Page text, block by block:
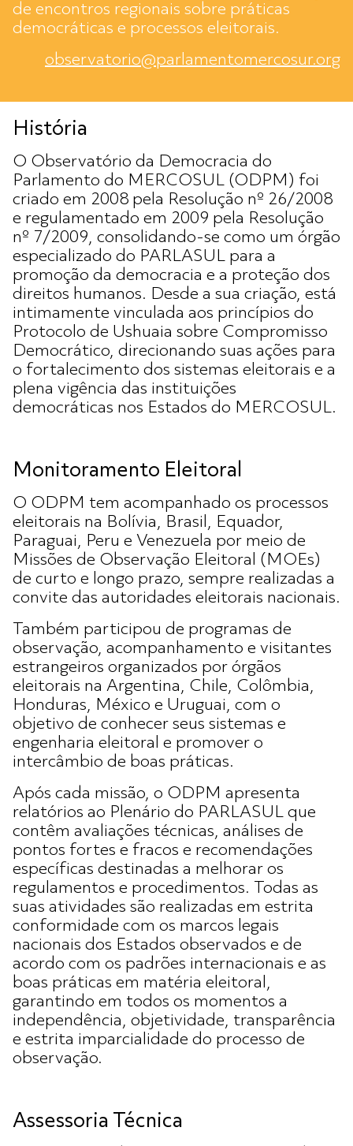
de encontros regionais sobre práticas
democráticas e processos eleitorais.
observatorio@parlamentomercosur.org
História
O Observatório da Democracia do
Parlamento do MERCOSUL (ODPM) foi
criado em 2008 pela Resolução nº 26/2008
e regulamentado em 2009 pela Resolução
nº 7/2009, consolidando-se como um órgão
especializado do PARLASUL para a
promoção da democracia e a proteção dos
direitos humanos. Desde a sua criação, está
intimamente vinculada aos princípios do
Protocolo de Ushuaia sobre Compromisso
Democrático, direcionando suas ações para
o fortalecimento dos sistemas eleitorais e a
plena vigência das instituições
democráticas nos Estados do MERCOSUL.
Monitoramento Eleitoral
O ODPM tem acompanhado os processos
eleitorais na Bolívia, Brasil, Equador,
Paraguai, Peru e Venezuela por meio de
Missões de Observação Eleitoral (MOEs)
de curto e longo prazo, sempre realizadas a
convite das autoridades eleitorais nacionais.
Também participou de programas de
observação, acompanhamento e visitantes
estrangeiros organizados por órgãos
eleitorais na Argentina, Chile, Colômbia,
Honduras, México e Uruguai, com o
objetivo de conhecer seus sistemas e
engenharia eleitoral e promover o
intercâmbio de boas práticas.
Após cada missão, o ODPM apresenta
relatórios ao Plenário do PARLASUL que
contêm avaliações técnicas, análises de
pontos fortes e fracos e recomendações
específicas destinadas a melhorar os
regulamentos e procedimentos. Todas as
suas atividades são realizadas em estrita
conformidade com os marcos legais
nacionais dos Estados observados e de
acordo com os padrões internacionais e as
boas práticas em matéria eleitoral,
garantindo em todos os momentos a
independência, objetividade, transparência
e estrita imparcialidade do processo de
observação.
Assessoria Técnica